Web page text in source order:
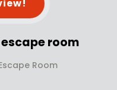
escape room
Room